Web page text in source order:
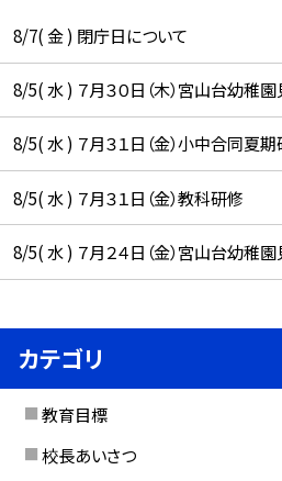
8/7( 金 ) 閉庁日について
8/5( 水 ) ７月３０日（木）宮山台幼稚
8/5( 水 ) ７月３１日（金）小中合同夏
8/5( 水 ) ７月３１日（金）教科研修
8/5( 水 ) ７月２４日（金）宮山台幼稚
カテゴリ
教育目標
校長あいさつ